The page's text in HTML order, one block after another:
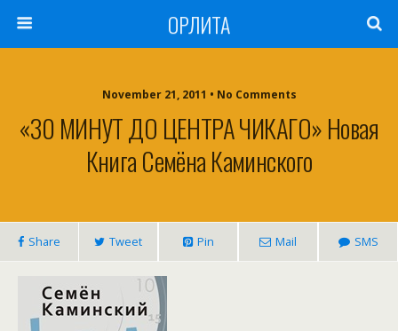
ОРЛИТА
November 21, 2011 • No Comments
«30 МИНУТ ДО ЦЕНТРА ЧИКАГО» Новая
Книга Семёна Каминского
Share Tweet Pin Mail SMS